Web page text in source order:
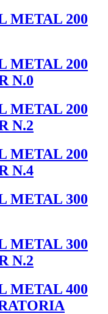
METAL 200
METAL 200
N.0
METAL 200
N.2
METAL 200
N.4
METAL 300
METAL 300
N.2
METAL 400